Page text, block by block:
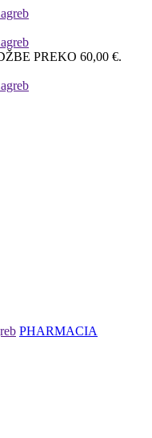
PREKO 60,00 €.
PHARMACIA